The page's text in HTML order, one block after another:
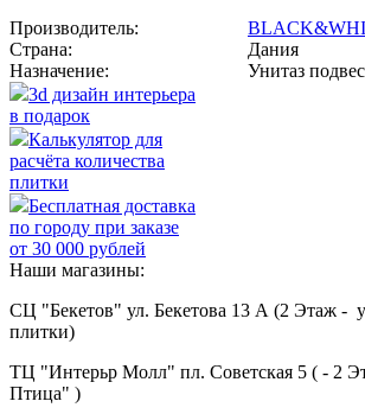
Производитель:
Страна:
Дания
Назначение:
Унитаз
3d дизайн интерьера
в подарок
Калькулятор для
расчёта количества
плитки
Бесплатная доставка
по городу при заказе
от 30 000 рублей
Наши магазины:
СЦ "Бекетов" ул. Бекетова 13 А (2 Этаж -
плитки)
ТЦ "Интерьр Молл" пл. Советская 5 ( - 2
Птица" )